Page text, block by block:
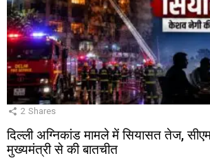
2 Shares
दिल्ली अग्निकांड मामले में सियासत तेज,
मुख्यमंत्री से की बातचीत